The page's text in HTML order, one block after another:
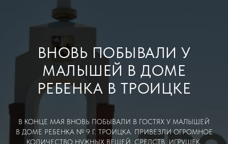
ВНОВЬ ПОБЫВАЛИ У
МАЛЫШЕЙ В ДОМЕ
РЕБЕНКА В ТРОИЦКЕ
В КОНЦЕ МАЯ ВНОВЬ ПОБЫВАЛИ В ГОСТЯХ У МАЛЫШЕЙ
В ДОМЕ РЕБЕНКА № 9 Г. ТРОИЦКА. ПРИВЕЗЛИ ОГРОМНОЕ
КОЛИЧЕСТВО НУЖНЫХ ВЕЩЕЙ, СРЕДСТВ, ИГРУШЕК.